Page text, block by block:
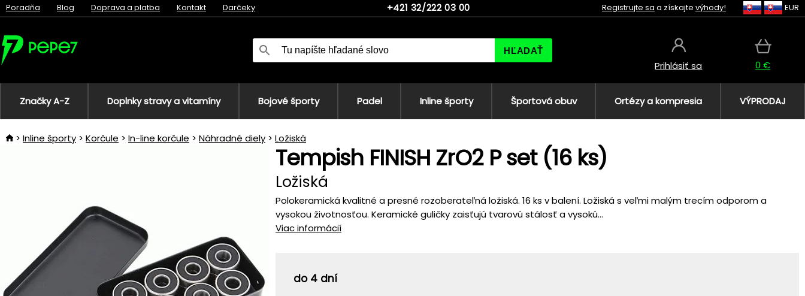
Poradňa Blog Doprava a platba Kontakt Darčeky +421 32/222 03 00 Registrujte sa a získajte výhody! EUR
HĽADAŤ
Prihlásiť sa 0 €
Značky A-Z Doplnky stravy a vitamíny Bojové športy Padel Inline športy Športová obuv Ortézy a kompresia VÝPRODAJ
Inline športy Korčule In-line korčule Náhradné diely Ložiská
Tempish FINISH ZrO2 P set (16 ks)
Ložiská
Polokeramická kvalitné a presné rozoberateľná ložiská. 16 ks v balení. Ložiská s veľmi malým trecím odporom a
vysokou životnosťou. Keramické guličky zaisťujú tvarovú stálosť a vysokú...
Viac informácií
do 4 dní